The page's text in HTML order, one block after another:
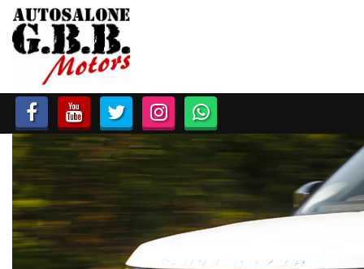
HOME
LISTA VEICOLI
ACCESSORI E RICAMBI
ACQUISTIAMO USATO
ASSISTENZA